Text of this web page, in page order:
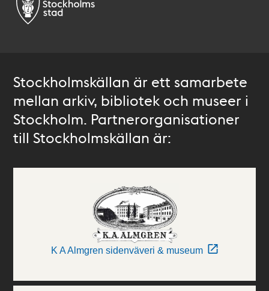
Stockholmskällan är ett samarbete
mellan arkiv, bibliotek och museer i
Stockholm. Partnerorganisationer
till Stockholmskällan är:
K A Almgren sidenväveri & museum